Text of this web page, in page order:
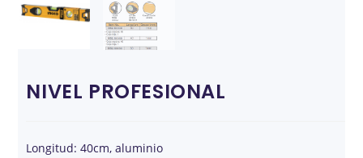
NIVEL PROFESIONAL
Longitud: 40cm, aluminio